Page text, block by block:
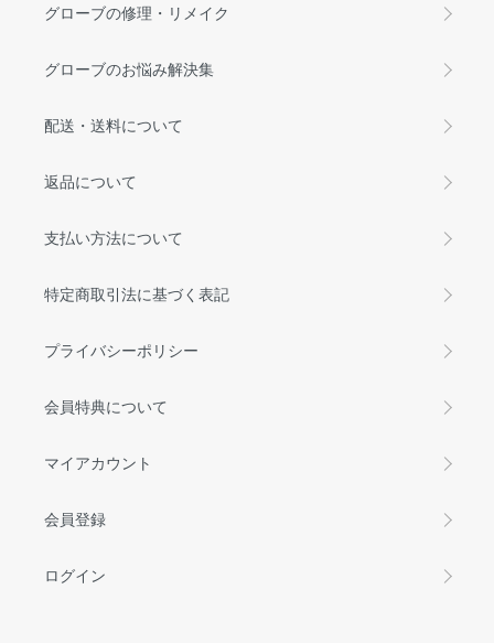
グローブの修理・リメイク
グローブのお悩み解決集
配送・送料について
返品について
支払い方法について
特定商取引法に基づく表記
プライバシーポリシー
会員特典について
マイアカウント
会員登録
ログイン